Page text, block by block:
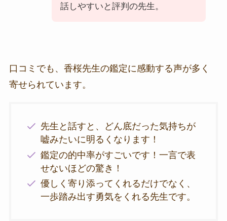
話しやすいと評判の先生。
口コミでも、香桜先生の鑑定に感動する声が多く
寄せられています。
先生と話すと、どん底だった気持ちが
嘘みたいに明るくなります！
鑑定の的中率がすごいです！一言で表
せないほどの驚き！
優しく寄り添ってくれるだけでなく、
一歩踏み出す勇気をくれる先生です。